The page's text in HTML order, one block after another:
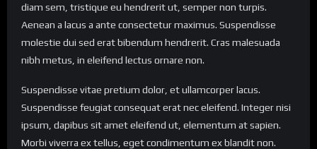
diam sem, tristique eu hendrerit ut, semper non turpis.
Aenean a lacus a ante consectetur maximus. Suspendisse
molestie dui sed erat bibendum hendrerit. Cras malesuada
nibh metus, in eleifend lectus ornare non.
Suspendisse vitae pretium dolor, et ullamcorper lacus.
Suspendisse feugiat consequat erat nec eleifend. Integer nisi
ipsum, dapibus sit amet eleifend ut, elementum at sapien.
Morbi viverra ex tellus, eget condimentum ex blandit non.